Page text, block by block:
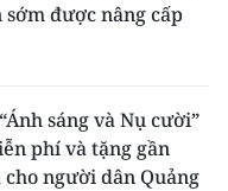
sớm được nâng cấp
sáng và Nụ cười”
phí và tặng gần
cho người dân Quảng